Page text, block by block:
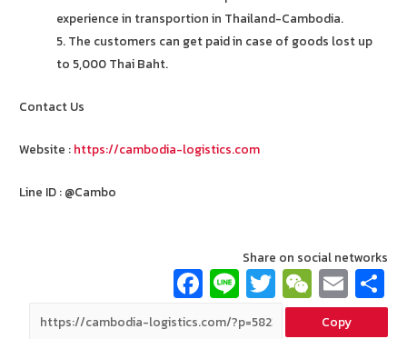
experience in transportion in Thailand-Cambodia.
5. The customers can get paid in case of goods lost up
to 5,000 Thai Baht.
Contact Us
Website : https://cambodia-logistics.com
Line ID : @Cambo
Share on social networks
Fa
ce
Li
n
T
wi
W
e
E
m
Copy